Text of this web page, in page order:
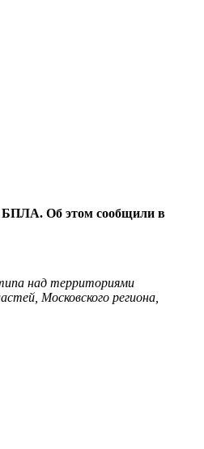
БПЛА. Об этом сообщили в
над территориями
Московского региона,